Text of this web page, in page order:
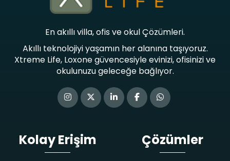
En akıllı villa, ofis ve okul Çözümleri.
Akıllı teknolojiyi yaşamın her alanına taşıyoruz.
Xtreme Life, Loxone güvencesiyle evinizi, ofisinizi ve
okulunuzu geleceğe bağlıyor.
Kolay Erişim Çözümler